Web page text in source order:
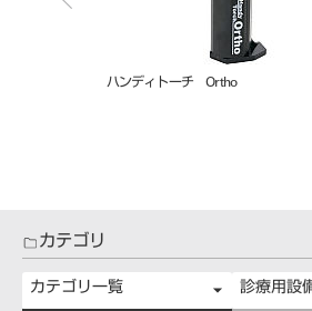
ハンディトーチ Ortho
カテゴリ
カテゴリ一覧 診療用設